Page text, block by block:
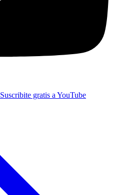
Suscribite gratis a YouTube